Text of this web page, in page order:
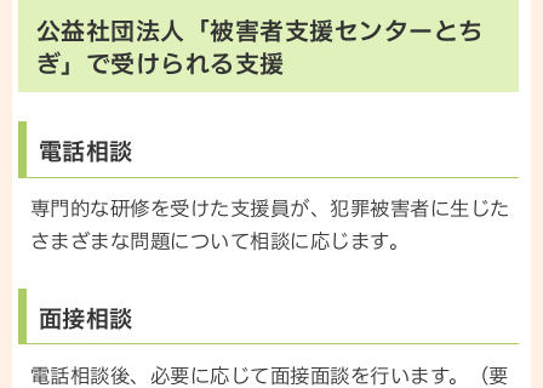
公益社団法人「被害者支援センターとち
ぎ」で受けられる支援
電話相談
専門的な研修を受けた支援員が、犯罪被害者に生じた
さまざまな問題について相談に応じます。
面接相談
電話相談後、必要に応じて面接面談を行います。（要